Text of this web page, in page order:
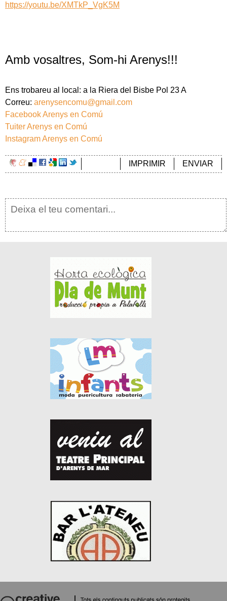
https://youtu.be/XMTkP_VgK5M
Amb vosaltres, Som-hi Arenys!!!
Ens trobareu al local: a la Riera del Bisbe Pol 23 A
Correu: arenysencomu@gmail.com
Facebook Arenys en Comú
Tuiter Arenys en Comú
Instagram Arenys en Comú
ENVIAR
IMPRIMIR